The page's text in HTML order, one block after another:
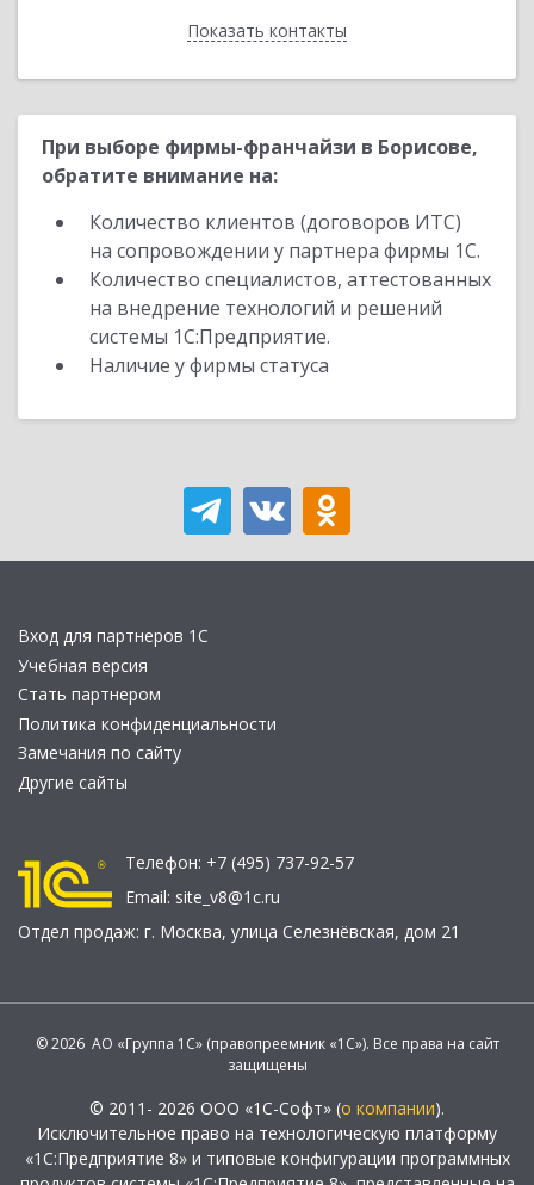
Показать контакты
Назад
При выборе фирмы-франчайзи в Борисове,
обратите внимание на:
Количество клиентов (договоров ИТС)
на сопровождении у партнера фирмы 1С.
Количество специалистов, аттестованных
на внедрение технологий и решений
системы 1С:Предприятие.
Наличие у фирмы статуса
Вход для партнеров 1С
Учебная версия
Стать партнером
Политика конфиденциальности
Замечания по сайту
Другие сайты
Телефон: +7 (495) 737-92-57
Email: site_v8@1c.ru
Отдел продаж: г. Москва, улица Селезнёвская, дом 21
© 2026 АО «Группа 1С» (правопреемник «1С»). Все права на сайт
защищены
© 2011- 2026 ООО «1С-Софт» (о компании).
Исключительное право на технологическую платформу
«1С:Предприятие 8» и типовые конфигурации программных